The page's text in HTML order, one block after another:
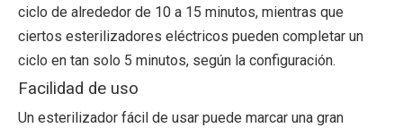
ciclo de alrededor de 10 a 15 minutos, mientras que
ciertos esterilizadores eléctricos pueden completar un
ciclo en tan solo 5 minutos, según la configuración.
Facilidad de uso
Un esterilizador fácil de usar puede marcar una gran